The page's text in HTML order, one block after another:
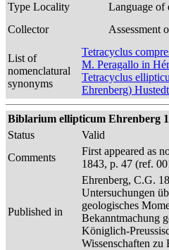
Type Locality Language of
Collector
Assessment
List of
nomenclatural
synonyms
Tetracyclus
M. Peragallo in
Tetracyclus
Ehrenberg)
Biblarium ellipticum Ehrenberg
Status
Valid
Comments
First appeared as
1843, p. 47 (ref.
Published in
Ehrenberg, C.G.
Untersuchungen
geologisches
Bekanntmachung
Königlich-
Wissenschaften